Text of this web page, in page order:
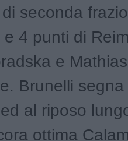
seconda
e 4 punti di
e
Brunelli
al riposo
ottima